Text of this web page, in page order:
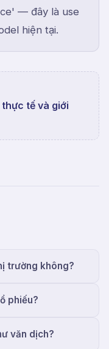
— đây là use
hiện tại.
tế và giới
trường không?
phiếu?
văn dịch?